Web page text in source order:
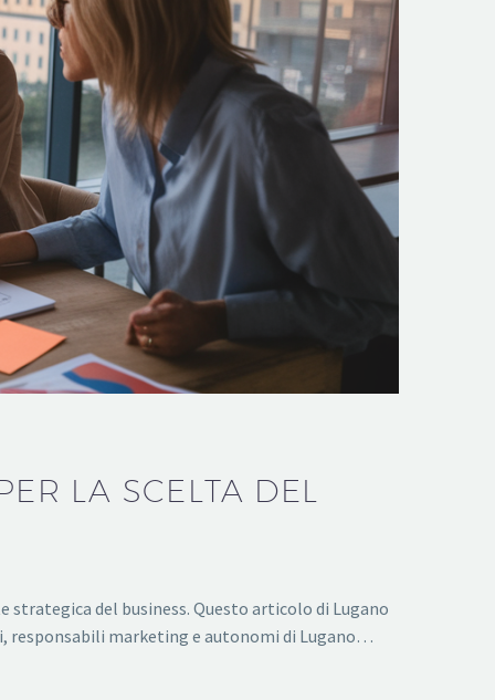
LA SCELTA DEL
del business. Questo articolo di Lugano
responsabili marketing e autonomi di Lugano…